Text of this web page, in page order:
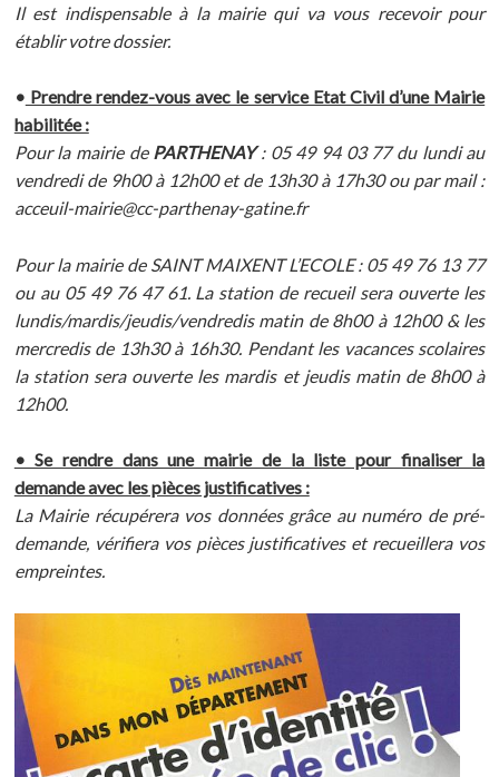
Il est indispensable à la mairie qui va vous recevoir pour
établir votre dossier.
• Prendre rendez-vous avec le service Etat Civil d’une Mairie
habilitée :
Pour la mairie de PARTHENAY: 05 49 94 03 77 du lundi au
vendredi de 9h00 à 12h00 et de 13h30 à 17h30 ou par mail :
acceuil-mairie@cc-parthenay-gatine.fr
Pour la mairie de SAINT MAIXENT L’ECOLE : 05 49 76 13 77
ou au 05 49 76 47 61. La station de recueil sera ouverte les
lundis/mardis/jeudis/vendredis matin de 8h00 à 12h00 & les
mercredis de 13h30 à 16h30. Pendant les vacances scolaires
la station sera ouverte les mardis et jeudis matin de 8h00 à
12h00.
• Se rendre dans une mairie de la liste pour finaliser la
demande avec les pièces justificatives :
La Mairie récupérera vos données grâce au numéro de pré-
demande, vérifiera vos pièces justificatives et recueillera vos
empreintes.